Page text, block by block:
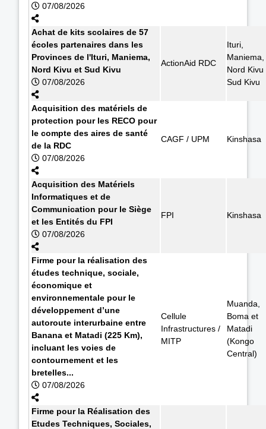
07/08/2026
Achat de kits scolaires de 57
écoles partenaires dans les
Provinces de l'Ituri, Maniema,
Nord Kivu et Sud Kivu
07/08/2026
ActionAid RDC
Ituri,
Maniema,
Nord Kivu
Sud Kivu
Acquisition des matériels de
protection pour les RECO pour
le compte des aires de santé
de la RDC
07/08/2026
CAGF / UPM Kinshasa
Acquisition des Matériels
Informatiques et de
Communication pour le Siège
et les Entités du FPI
07/08/2026
FPI Kinshasa
Firme pour la réalisation des
études technique, sociale,
économique et
environnementale pour le
développement d’une
autoroute interurbaine entre
Banana et Matadi (225 Km),
incluant les voies de
contournement et les
bretelles...
07/08/2026
Cellule
Infrastructures /
MITP
Muanda,
Boma et
Matadi
(Kongo
Central)
Firme pour la Réalisation des
Etudes Techniques, Sociales,